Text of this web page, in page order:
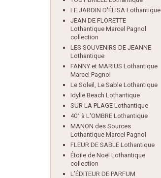
LE JARDIN D'ÉLISA Lothantique
JEAN DE FLORETTE
Lothantique Marcel Pagnol
collection
LES SOUVENIRS DE JEANNE
Lothantique
FANNY et MARIUS Lothantique
Marcel Pagnol
Le Soleil, Le Sable Lothantique
Idylle Beach Lothantique
SUR LA PLAGE Lothantique
40° à L'OMBRE Lothantique
MANON des Sources
Lothantique Marcel Pagnol
FLEUR DE SABLE Lothantique
Étoile de Noël Lothantique
collection
L’ÉDITEUR DE PARFUM